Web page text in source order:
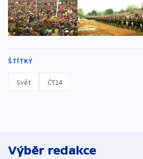
ŠTÍTKY
Svět ČT24
Výběr redakce